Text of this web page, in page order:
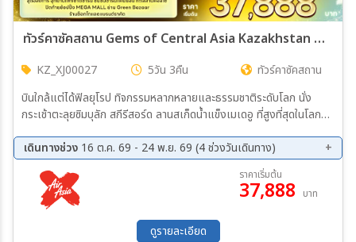
ทัวร์คาซัคสถาน Gems of Central Asia Kazakhstan Almaty Shymbulak Ski Resort Charlyn Canyon Kolsai lake 5วัน 3คืน (XJ)
KZ_XJ00027 5วัน 3คืน
ทัวร์คาซัคสถาน
บินใกล้แต่ได้ฟิลยุโรป ทิจกรรมหลากหลายและธรรมชาติระดับโลก นั่ง
กระเช้าตะลุยซิมบุลัก สกีรีสอร์ด ลานสเก็ดน้ำแข็งเมเดอู ที่สูงที่สุดในโลก
สวนทหารองครักษ์ปันฟิลอฟที่ 28 นั่งกระเช้าสู่ยอดเขาค็อกโกเบ สุด
อลังการ อุทยานแห่งชาติซาริน ชื่นชมชารินแคนยอน ทะเลสาบคอลไซ ปิด
ท้ายช้อปปิ้ง MEGA MALL ย่าน Green Bazaar ร้านช็อกโกแลตแบรนด์
ราคัต
เดินทางช่วง 16 ต.ค. 69 - 24 พ.ย. 69 (4 ช่วงวันเดินทาง)
16 ต.ค. 69 - 20 ต.ค. 69
23 ต.ค. 69 - 27 ต.ค. 69
13 พ.ย. 69 - 17 พ.ย. 69
20 พ.ย. 69 - 24 พ.ย. 69
ราคาเริ่มต้น
37,888 บาท
ดูรายละเอียด